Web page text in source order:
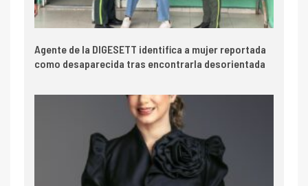
Agente de la DIGESETT identifica a mujer reportada
como desaparecida tras encontrarla desorientada